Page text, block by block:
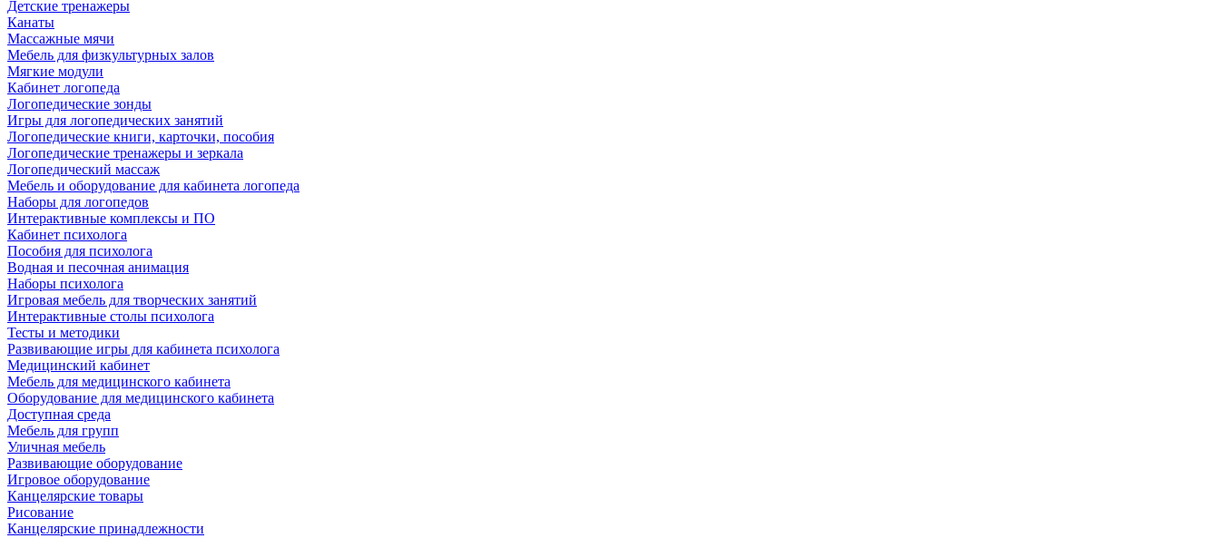
Детские тренажеры
Канаты
Массажные мячи
Мебель для физкультурных залов
Мягкие модули
Кабинет логопеда
Логопедические зонды
Игры для логопедических занятий
Логопедические книги, карточки, пособия
Логопедические тренажеры и зеркала
Логопедический массаж
Мебель и оборудование для кабинета логопеда
Наборы для логопедов
Интерактивные комплексы и ПО
Кабинет психолога
Пособия для психолога
Водная и песочная анимация
Наборы психолога
Игровая мебель для творческих занятий
Интерактивные столы психолога
Тесты и методики
Развивающие игры для кабинета психолога
Медицинский кабинет
Мебель для медицинского кабинета
Оборудование для медицинского кабинета
Доступная среда
Мебель для групп
Уличная мебель
Развивающие оборудование
Игровое оборудование
Канцелярские товары
Рисование
Канцелярские принадлежности